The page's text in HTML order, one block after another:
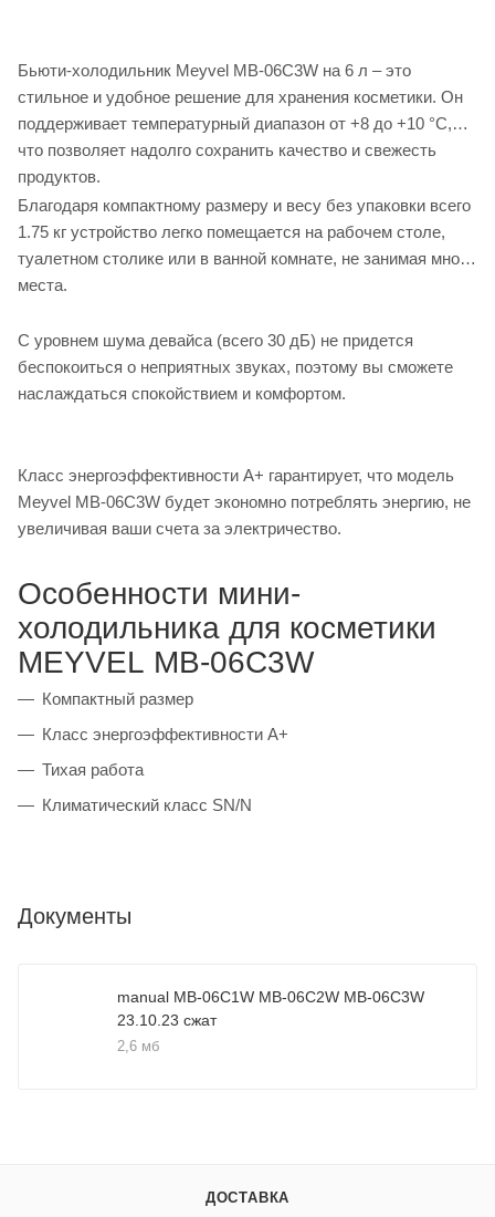
Бьюти-холодильник Meyvel MB-06C3W на 6 л – это
стильное и удобное решение для хранения косметики. Он
поддерживает температурный диапазон от +8 до +10 °C,
что позволяет надолго сохранить качество и свежесть
продуктов.
Благодаря компактному размеру и весу без упаковки всего
1.75 кг устройство легко помещается на рабочем столе,
туалетном столике или в ванной комнате, не занимая много
места.
С уровнем шума девайса (всего 30 дБ) не придется
беспокоиться о неприятных звуках, поэтому вы сможете
наслаждаться спокойствием и комфортом.
Класс энергоэффективности А+ гарантирует, что модель
Meyvel MB-06C3W будет экономно потреблять энергию, не
увеличивая ваши счета за электричество.
Особенности мини-
холодильника для косметики
MEYVEL MB-06C3W
Компактный размер
Класс энергоэффективности A+
Тихая работа
Климатический класс SN/N
Документы
manual MB-06C1W MB-06C2W MB-06C3W
23.10.23 сжат
2,6 мб
ДОСТАВКА